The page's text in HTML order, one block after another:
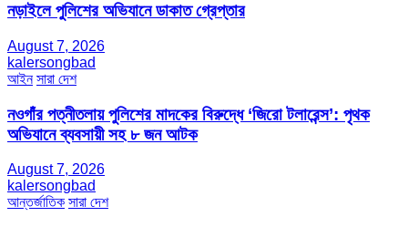
নড়াইলে পুলিশের অভিযানে ডাকাত গ্রেপ্তার
August 7, 2026
kalersongbad
আইন সারা দেশ
নওগাঁর পত্নীতলায় পুলিশের মাদকের বিরুদ্ধে ‘জিরো টলারেন্স’: পৃথক
অভিযানে ব্যবসায়ী সহ ৮ জন আটক
August 7, 2026
kalersongbad
আন্তর্জাতিক সারা দেশ